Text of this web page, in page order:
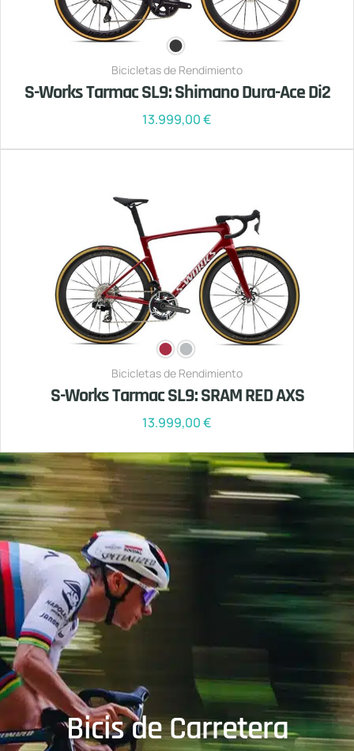
Bicicletas de Rendimiento
S-Works Tarmac SL9: Shimano Dura-Ace Di2
13.999,00€
Bicicletas de Rendimiento
S-Works Tarmac SL9: SRAM RED AXS
13.999,00€
Bicis de Carretera